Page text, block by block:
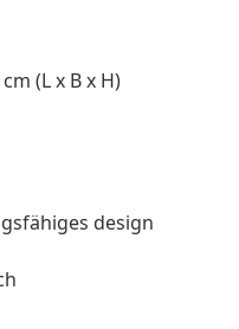
(L x B x H)
design